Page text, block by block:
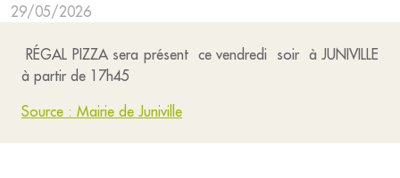
29/05/2026
RÉGAL PIZZA sera présent ce vendredi soir à JUNIVILLE
à partir de 17h45
Source : Mairie de Juniville